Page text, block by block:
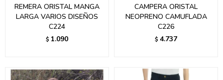
REMERA ORISTAL MANGA
LARGA VARIOS DISEÑOS
C224
$ 1.090
CAMPERA ORISTAL
NEOPRENO CAMUFLADA
C226
$ 4.737